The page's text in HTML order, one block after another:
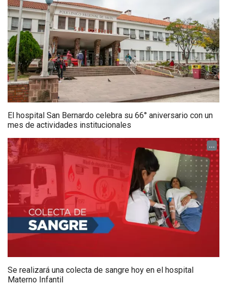
El hospital San Bernardo celebra su 66° aniversario con un
mes de actividades institucionales
...
Se realizará una colecta de sangre hoy en el hospital
Materno Infantil